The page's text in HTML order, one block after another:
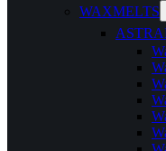
WAXMELTS